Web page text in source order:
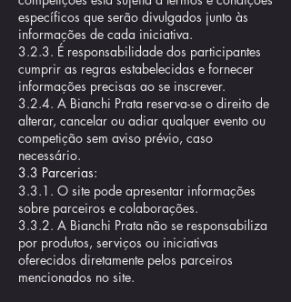
específicos que serão divulgados junto às
informações de cada iniciativa.
3.2.3. É responsabilidade dos participantes
cumprir as regras estabelecidas e fornecer
informações precisas ao se inscrever.
3.2.4. A Bianchi Prata reserva-se o direito de
alterar, cancelar ou adiar qualquer evento ou
competição sem aviso prévio, caso
necessário.
3.3 Parcerias:
3.3.1. O site pode apresentar informações
sobre parceiros e colaborações.
3.3.2. A Bianchi Prata não se responsabiliza
por produtos, serviços ou iniciativas
oferecidos diretamente pelos parceiros
mencionados no site.